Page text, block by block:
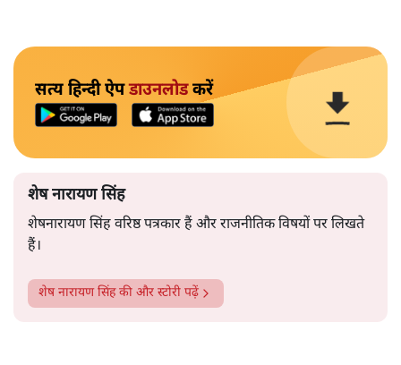
सत्य हिन्दी ऐपडाउनलोडकरें
शेष नारायण सिंह
शेषनारायण सिंह वरिष्ठ पत्रकार हैं और राजनीतिक विषयों पर लिखते
हैं।
शेष नारायण सिंहकी और स्टोरी पढ़ें